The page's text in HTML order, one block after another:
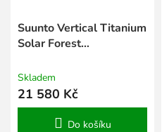
Suunto Vertical Titanium
Solar Forest
Skladem
21 580 Kč
Do košíku